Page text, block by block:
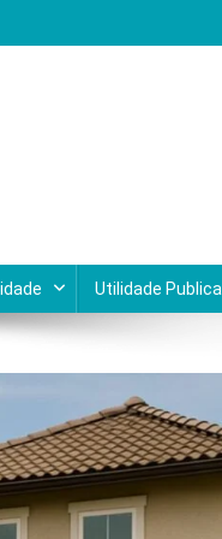
Utilidade Publica